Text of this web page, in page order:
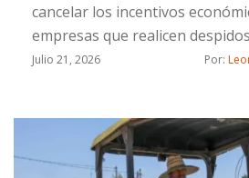
cancelar los incentivos
empresas que realicen
previo aviso o incumplan de
Julio 21, 2026 Por: